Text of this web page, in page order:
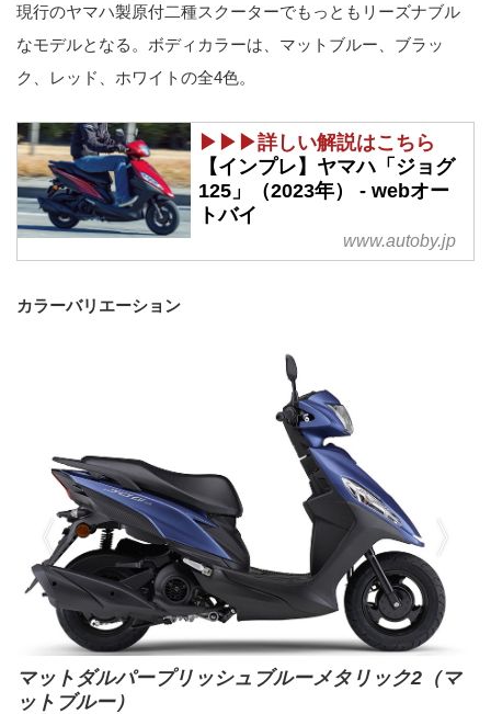
現行のヤマハ製原付二種スクーターでもっともリーズナブル
なモデルとなる。ボディカラーは、マットブルー、ブラッ
ク、レッド、ホワイトの全4色。
▶▶▶詳しい解説はこちら
【インプレ】ヤマハ「ジョグ
125」（2023年） - webオー
トバイ
www.autoby.jp
カラーバリエーション
マットダルパープリッシュブルーメタリック2（マ
ットブルー）